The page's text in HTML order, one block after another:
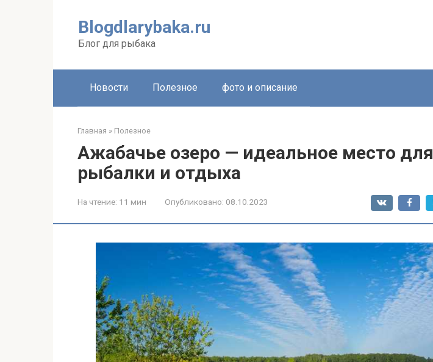
Blogdlarybaka.ru
Блог для рыбака
Новости Полезное фото и описание
Главная » Полезное
Ажабачье озеро — идеальное место для
рыбалки и отдыха
На чтение: 11 мин Опубликовано: 08.10.2023